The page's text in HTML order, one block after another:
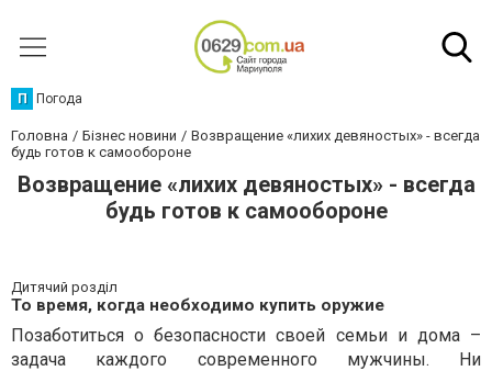
П Погода
Головна Бізнес новини
Возвращение «лихих девяностых» - всегда
будь готов к самообороне
Возвращение «лихих девяностых» - всегда
будь готов к самообороне
Дитячий розділ
То время, когда необходимо купить оружие
Позаботиться о безопасности своей семьи и дома –
задача каждого современного мужчины. Ни